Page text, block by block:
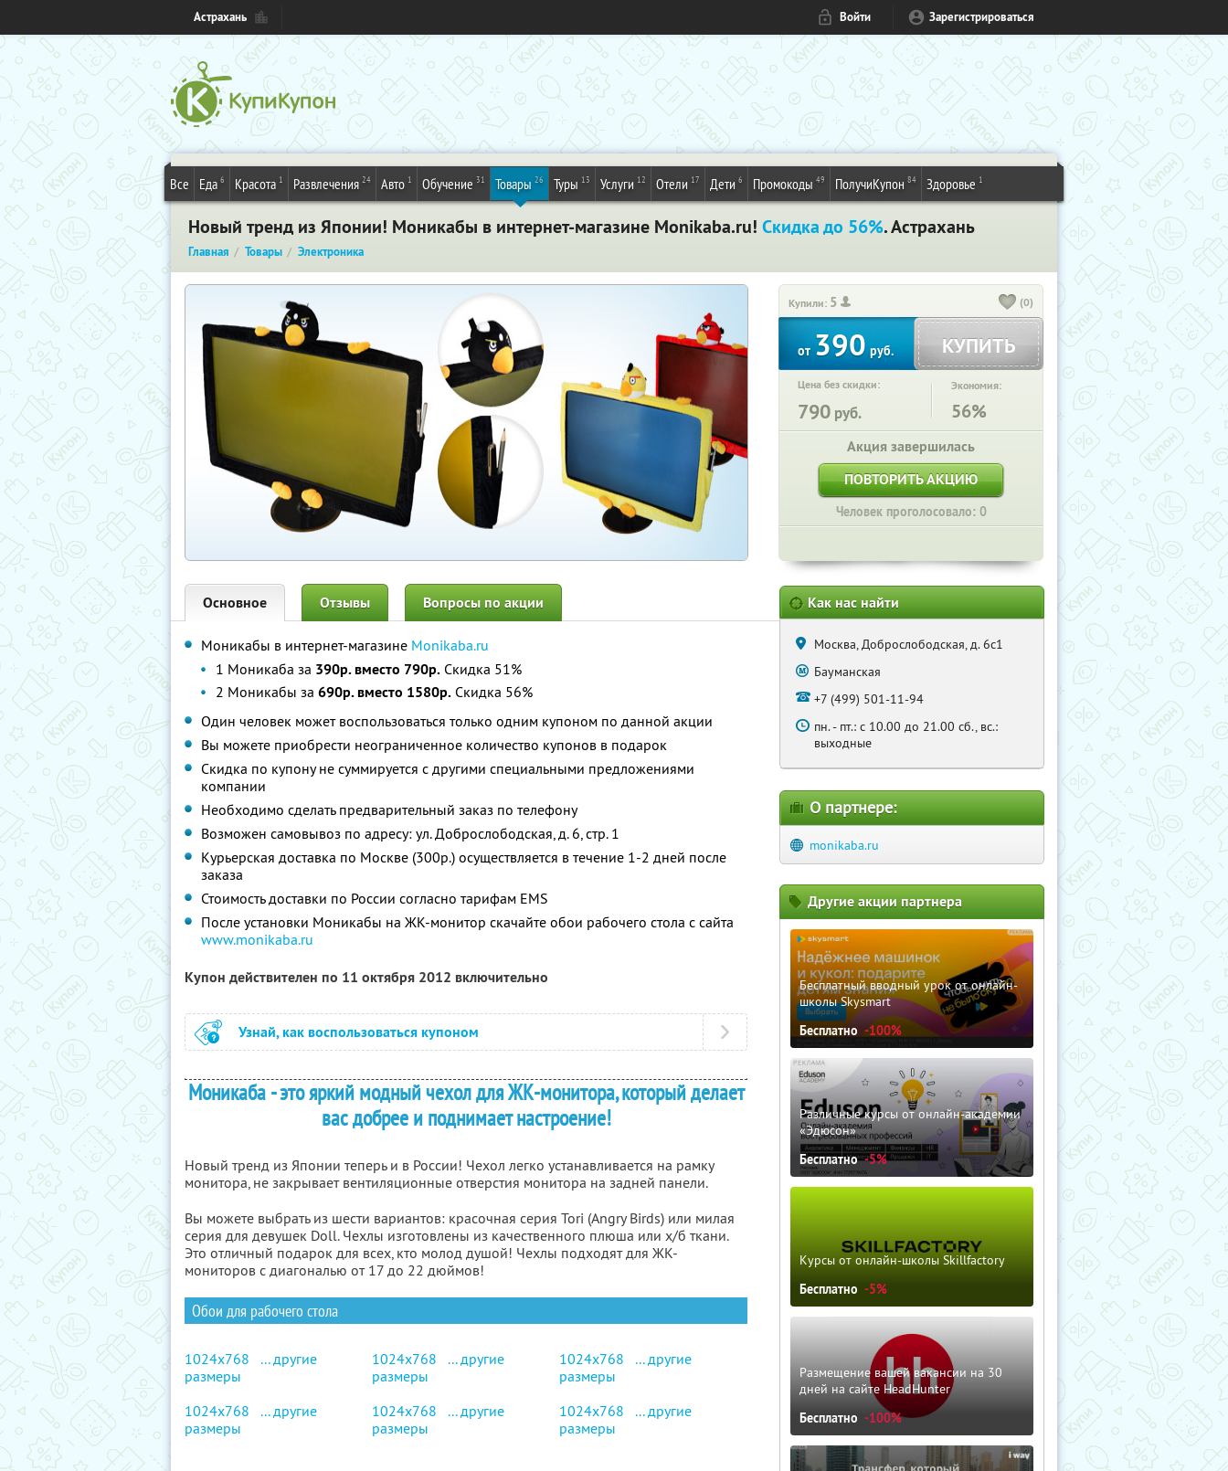
Астрахань Войти Зарегистрироваться
Все Еда 6 Красота 1 Развлечения 24 Авто 1 Обучение 31 Товары 26 Туры 13 Услуги 12 Отели 17 Дети 6 Промокоды 49 ПолучиКупон 84 Здоровье 1
Новый тренд из Японии! Моникабы в интернет-магазине Monikaba.ru! Скидка до 56%. Астрахань
Главная Товары Электроника
Купили: 5 (0)
от390руб. КУПИТЬ
Цена без скидки:
790 руб.
Экономия:
56%
Акция завершилась
ПОВТОРИТЬ АКЦИЮ
Человек проголосовало: 0
Основное Отзывы Вопросы по акции
Моникабы в интернет-магазине Monikaba.ru
1 Моникаба за 390р. вместо 790р. Скидка 51%
2 Моникабы за 690р. вместо 1580р. Скидка 56%
Один человек может воспользоваться только одним купоном по данной акции
Вы можете приобрести неограниченное количество купонов в подарок
Скидка по купону не суммируется с другими специальными предложениями
компании
Необходимо сделать предварительный заказ по телефону
Возможен самовывоз по адресу: ул. Доброслободская, д. 6, стр. 1
Курьерская доставка по Москве (300р.) осуществляется в течение 1-2 дней после
заказа
Стоимость доставки по России согласно тарифам EMS
После установки Моникабы на ЖК-монитор скачайте обои рабочего стола с сайта
www.monikaba.ru
Купон действителен по 11 октября 2012 включительно
Узнай, как воспользоваться купоном
Моникаба - это яркий модный чехол для ЖК-монитора, который делает
вас добрее и поднимает настроение!
Новый тренд из Японии теперь и в России! Чехол легко устанавливается на рамку
монитора, не закрывает вентиляционные отверстия монитора на задней панели.
Вы можете выбрать из шести вариантов: красочная серия Tori (Angry Birds) или милая
серия для девушек Doll. Чехлы изготовлены из качественного плюша или х/б ткани.
Это отличный подарок для всех, кто молод душой! Чехлы подходят для ЖК-
мониторов с диагональю от 17 до 22 дюймов!
Обои для рабочего стола
1024x768
... другие
размеры
1024x768
... другие
размеры
1024x768
... другие
размеры
1024x768
... другие
размеры
1024x768
... другие
размеры
1024x768
... другие
размеры
Как нас найти
Москва, Доброслободская, д. 6с1
Бауманская
+7 (499) 501-11-94
пн. - пт.: с 10.00 до 21.00 сб., вс.:
выходные
О партнере:
monikaba.ru
Другие акции партнера
Бесплатный вводный урок от онлайн-
школы Skysmart
Бесплатно -100%
Различные курсы от онлайн-академии
«Эдюсон»
Бесплатно -5%
Курсы от онлайн-школы Skillfactory
Бесплатно -5%
Размещение вашей вакансии на 30
дней на сайте HeadHunter
Бесплатно -100%